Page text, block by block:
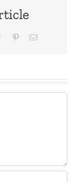
Tumblr PinterestEmail